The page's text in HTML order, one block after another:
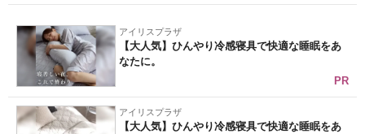
ちょっと気になるネットの話題
アイリスプラザ
【大人気】ひんやり冷感寝具で快適な睡眠をあ
なたに。
PR
アイリスプラザ
【大人気】ひんやり冷感寝具で快適な睡眠をあ